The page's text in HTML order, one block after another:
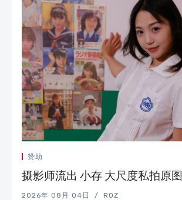
赞助
摄影师流出 小存 大尺度私拍原图
2026年 08月 04日 ROZ